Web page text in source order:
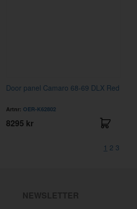
Door panel Camaro 68-69 DLX Red
Artnr: OER-K62802
8295 kr
1 2 3